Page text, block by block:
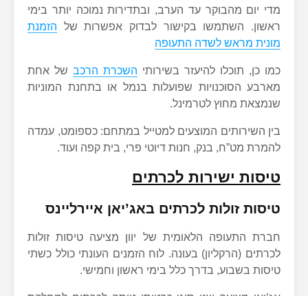
מדי יום מהבוקר עד הערב, ובתדירות נמוכה יותר בימי
ראשון. השתמשו בקישור לבדוק אפשרות של הזמנת
מונית מראש לשדה התעופה
כמו כן, תוכלו להיעזר בשירותי השכרת הרכב של אחת
מארבע הסוכנויות שפועלות בנמל או בתחנת המוניות
שנמצאת מחוץ לטרמינל.
בין השירותים המוצעים למטייל במתחם: כספומט, עמדה
להמרת מט”ח, בנק, חנות דיוטי פרי, בית קפה ועוד.
טיסות ישירות לכרתים
טיסות זולות לכרתים באג’יאן איירליינס
חברת התעופה הלאומית של יוון מציעה טיסות זולות
לכרתים (הרקליון) בעונה. לוח הזמנים העונתי כולל כשתי
טיסות בשבוע, בדרך כלל בימי ראשון וחמישי.